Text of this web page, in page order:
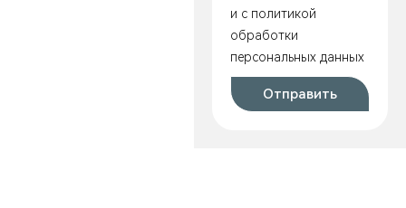
и c политикой
обработки
персональных данных
Отправить